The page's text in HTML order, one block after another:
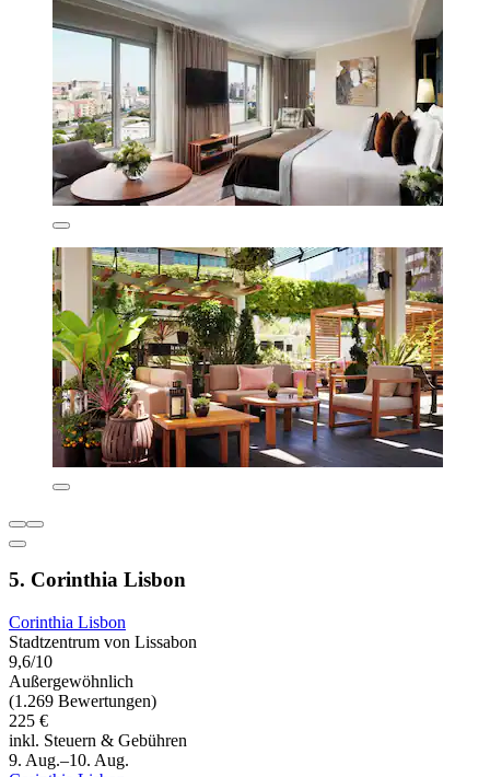
5. Corinthia Lisbon
Corinthia Lisbon
Stadtzentrum von Lissabon
9,6/10
Außergewöhnlich
(1.269 Bewertungen)
225 €
inkl. Steuern & Gebühren
9. Aug.–10. Aug.